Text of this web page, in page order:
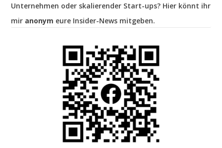
Unternehmen oder skalierender Start-ups? Hier könnt ihr
mir anonym eure Insider-News mitgeben.